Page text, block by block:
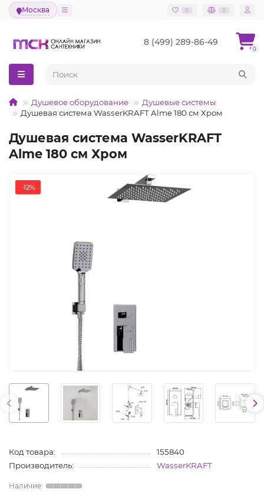
Москва 0 0
8 (499) 289-86-49
0
Душевое оборудование
Душевые системы
Душевая система WasserKRAFT Alme 180 см Хром
Душевая система WasserKRAFT
Alme 180 см Хром
-12%
Код товара:
155840
Производитель:
WasserKRAFT